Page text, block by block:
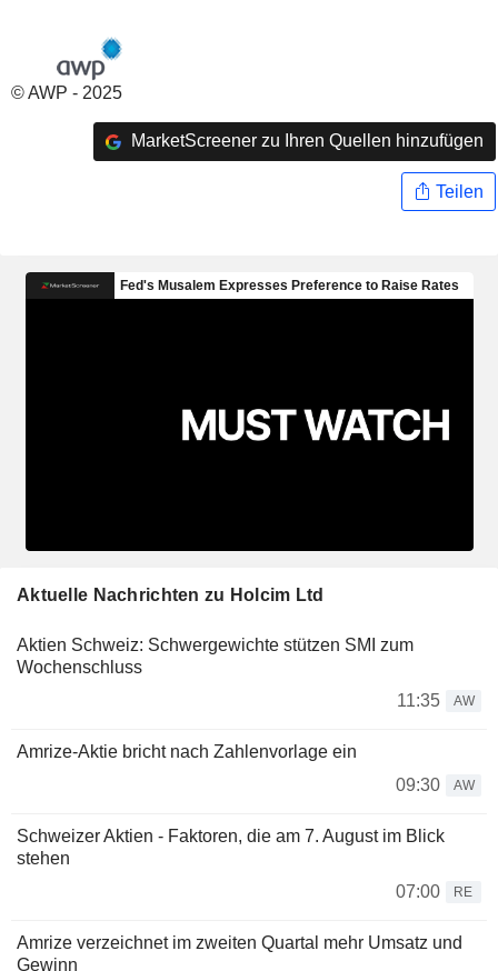
© AWP - 2025
MarketScreener zu Ihren Quellen hinzufügen
Teilen
Aktuelle Nachrichten zu Holcim Ltd
Aktien Schweiz: Schwergewichte stützen SMI zum
Wochenschluss
11:35
AW
Amrize-Aktie bricht nach Zahlenvorlage ein
09:30
AW
Schweizer Aktien - Faktoren, die am 7. August im Blick
stehen
07:00
RE
Amrize verzeichnet im zweiten Quartal mehr Umsatz und
Gewinn